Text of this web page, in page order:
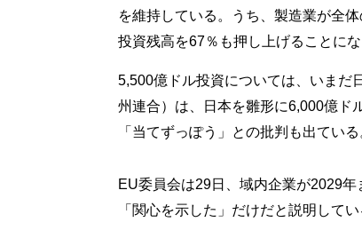
を維持している。うち、製造業が全
投資残高を67％も押し上げることにな
5,500億ドル投資については、いまだ
州連合）は、日本を雛形に6,000億ド
「当てずっぽう」との批判も出てい
EU委員会は29日、域内企業が2029
「関心を示した」だけだと説明して